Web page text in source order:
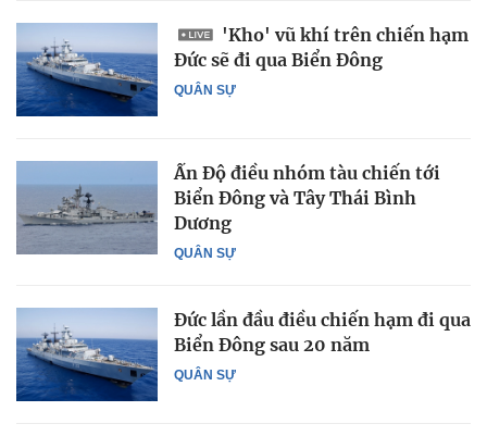
QUÂN SỰ
'Kho' vũ khí trên chiến hạm
Đức sẽ đi qua Biển Đông
QUÂN SỰ
Ấn Độ điều nhóm tàu chiến tới
Biển Đông và Tây Thái Bình
Dương
QUÂN SỰ
Đức lần đầu điều chiến hạm đi qua
Biển Đông sau 20 năm